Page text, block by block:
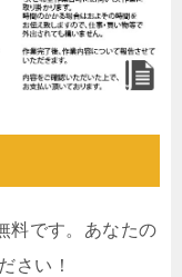
料です。あなたの
さい！